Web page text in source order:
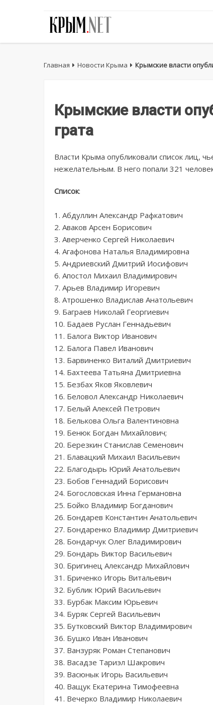
Главная Новости Крыма Крымские власти
Крымские власти
грата
Власти Крыма опубликовали список лиц,
нежелательным. В него попали 321
Список:
1. Абдуллин Александр Рафкатович
2. Аваков Арсен Борисович
3. Аверченко Сергей Николаевич
4. Агафонова Наталья Владимировна
5. Андриевский Дмитрий Иосифович
6. Апостол Михаил Владимирович
7. Арьев Владимир Игоревич
8. Атрошенко Владислав Анатольевич
9. Баграев Николай Георгиевич
10. Бадаев Руслан Геннадьевич
11. Балога Виктор Иванович
12. Балога Павел Иванович
13. Барвиненко Виталий Дмитриевич
14. Бахтеева Татьяна Дмитриевна
15. Безбах Яков Яковлевич
16. Беловол Александр Николаевич
17. Белый Алексей Петрович
18. Белькова Ольга Валентиновна
19. Бенюк Богдан Михайлович;
20. Березкин Станислав Семенович
21. Блавацкий Михаил Васильевич
22. Благодырь Юрий Анатольевич
23. Бобов Геннадий Борисович
24. Богословская Инна Германовна
25. Бойко Владимир Богданович
26. Бондарев Константин Анатольевич
27. Бондаренко Владимир Дмитриевич
28. Бондарчук Олег Владимирович
29. Бондарь Виктор Васильевич
30. Бригинец Александр Михайлович
31. Бриченко Игорь Витальевич
32. Бублик Юрий Васильевич
33. Бурбак Максим Юрьевич
34. Буряк Сергей Васильевич
35. Бутковский Виктор Владимирович
36. Бушко Иван Иванович
37. Ванзуряк Роман Степанович
38. Васадзе Тариэл Шакрович
39. Васюнык Игорь Васильевич
40. Ващук Екатерина Тимофеевна
41. Вечерко Владимир Николаевич